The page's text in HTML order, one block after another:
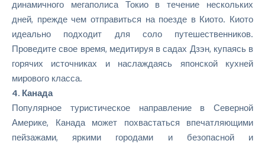
динамичного мегаполиса Токио в течение нескольких
дней, прежде чем отправиться на поезде в Киото. Киото
идеально подходит для соло путешественников.
Проведите свое время, медитируя в садах Дзэн, купаясь в
горячих источниках и наслаждаясь японской кухней
мирового класса.
4. Канада
Популярное туристическое направление в Северной
Америке, Канада может похвастаться впечатляющими
пейзажами, яркими городами и безопасной и